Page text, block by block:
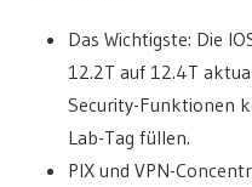
Das Wichtigste: Die
12.2T auf 12.4T
Security-Funktionen
Lab-Tag füllen.
PIX und VPN-